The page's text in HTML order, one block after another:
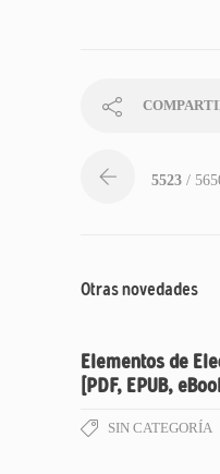
5523 /
Otras novedades
Elementos de
[PDF, EPUB,
SIN CATEGORÍA